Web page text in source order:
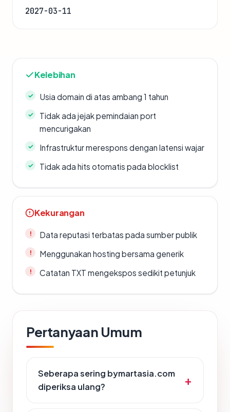
2027-03-11
Kelebihan
Usia domain di atas ambang 1 tahun
Tidak ada jejak pemindaian port
mencurigakan
Infrastruktur merespons dengan latensi wajar
Tidak ada hits otomatis pada blocklist
Kekurangan
Data reputasi terbatas pada sumber publik
Menggunakan hosting bersama generik
Catatan TXT mengekspos sedikit petunjuk
Pertanyaan Umum
Seberapa sering bymartasia.com
diperiksa ulang?